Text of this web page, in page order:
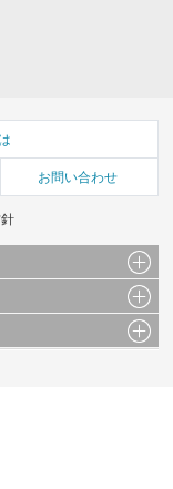
お問い合わせ
データ等）及びこれらの配
用を行うことは固く禁じて
された見解・感想です。
ださい。
テンツや広告の表示、ソー